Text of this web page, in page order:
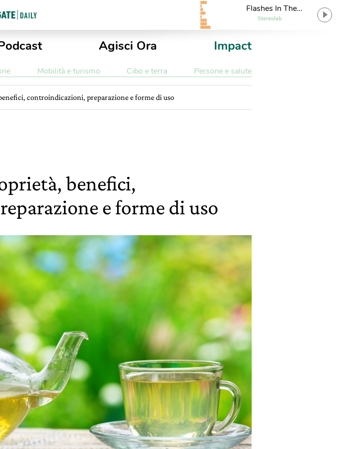
Flashes In The
Afternoon
Stereolab
Agisci Ora Impact
Mobilità e turismo Cibo e terra Persone e salute
controindicazioni, preparazione e forme di uso
benefici,
e forme di uso